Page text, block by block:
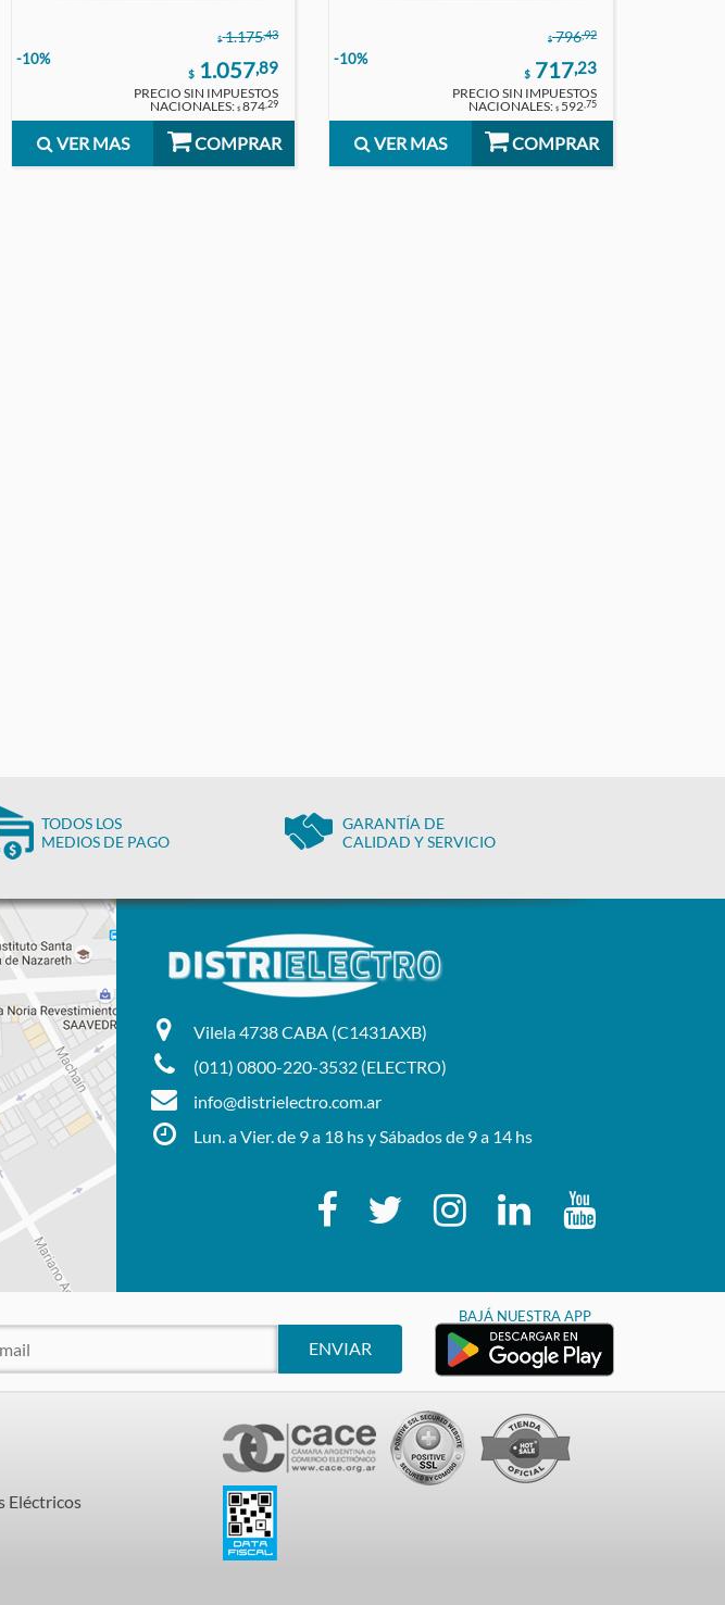
$ 1.175,43
-10%
$ 1.057,89
PRECIO SIN IMPUESTOS
NACIONALES:$ 874,29
VER MAS COMPRAR
$ 796,92
-10%
$ 717,23
PRECIO SIN IMPUESTOS
NACIONALES: $ 592,75
VER MAS COMPRAR
TODOS LOS
MEDIOS DE PAGO
GARANTÍA DE
CALIDAD Y SERVICIO
Vilela 4738 CABA (C1431AXB)
(011) 0800-220-3532 (ELECTRO)
info@distrielectro.com.ar
Lun. a Vier. de 9 a 18 hs y Sábados de 9 a 14 hs
ENVIAR
BAJÁ NUESTRA APP
Eléctricos